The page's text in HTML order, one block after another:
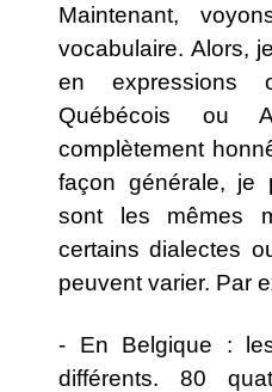
Maintenant,
vocabulaire. Alors,
en expressions
Québécois ou
complètement
façon générale, je
sont les mêmes
certains dialectes
peuvent varier. Par
- En Belgique :
différents. 80